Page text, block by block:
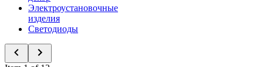
Электроустановочные
изделия
Светодиоды